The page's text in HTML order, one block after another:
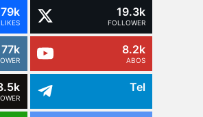
LIKES
19.3k
FOLLOWER
77k 8.2k
ABOS
Tel